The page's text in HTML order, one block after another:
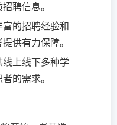
聘信息。
的招聘经验和
供有力保障。
上线下多种学
的需求。